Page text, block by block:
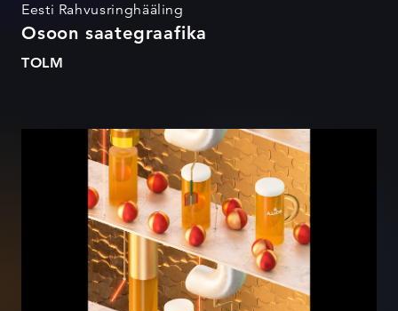
Eesti Rahvusringhääling
Osoon saategraafika
TOLM
LÕPMATUS